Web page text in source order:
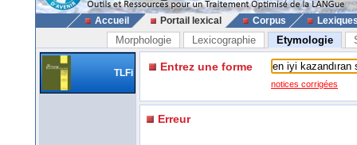
Accueil Portail lexical Corpus
Morphologie Lexicographie Etymologie
TLFi Entrez une forme
notices corrigées
Erreur